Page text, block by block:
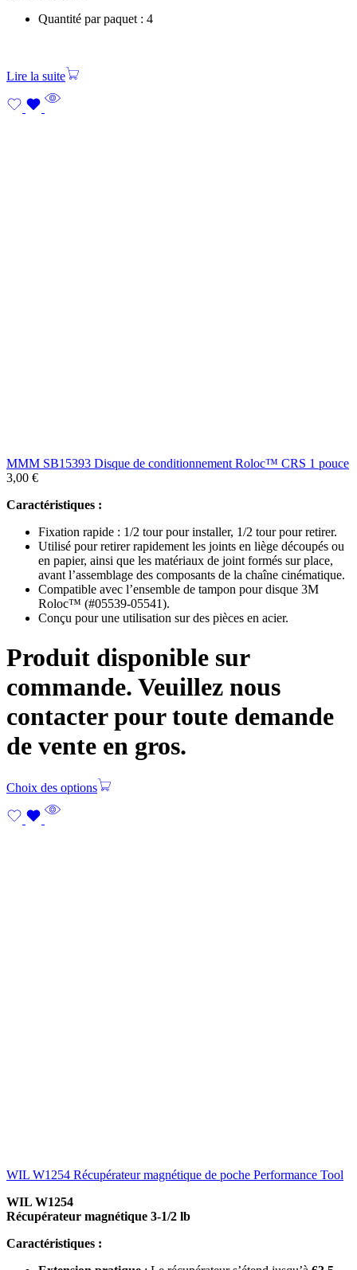
Quantité par paquet : 4
Lire la suite
MMM SB15393 Disque de conditionnement Roloc™ CRS 1 pouce
3,00 €
Caractéristiques :
Fixation rapide : 1/2 tour pour installer, 1/2 tour pour retirer.
Utilisé pour retirer rapidement les joints en liège découpés ou
en papier, ainsi que les matériaux de joint formés sur place,
avant l’assemblage des composants de la chaîne cinématique.
Compatible avec l’ensemble de tampon pour disque 3M
Roloc™ (#05539-05541).
Conçu pour une utilisation sur des pièces en acier.
Produit disponible sur
commande. Veuillez nous
contacter pour toute demande
de vente en gros.
Choix des options
WIL W1254 Récupérateur magnétique de poche Performance Tool
WIL W1254
Récupérateur magnétique 3-1/2 lb
Caractéristiques :